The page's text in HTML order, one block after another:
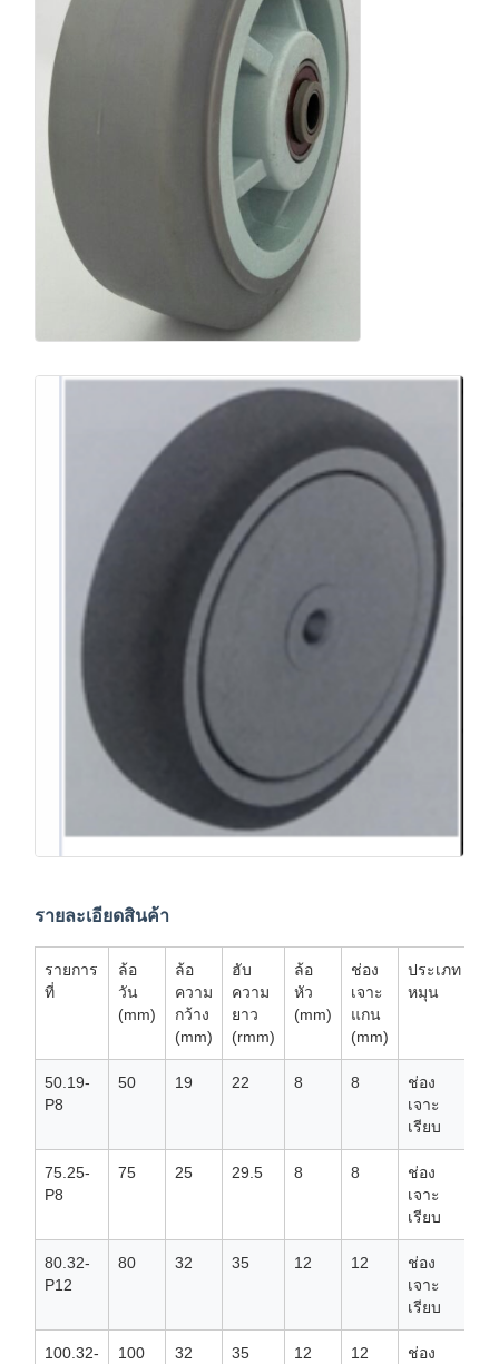
รายละเอียดสินค้า
รายการ
ที่
ล้อ
วัน
(mm)
ล้อ
ความ
กว้าง
(mm)
ฮับ
ความ
ยาว
(rmm)
ล้อ
หัว
(mm)
ช่อง
เจาะ
แกน
(mm)
ประเภท
หมุน
50.19-
P8
50 19 22 8 8
ช่อง
เจาะ
เรียบ
75.25-
P8
75 25 29.5 8 8
ช่อง
เจาะ
เรียบ
80.32-
P12
80 32 35 12 12
ช่อง
เจาะ
เรียบ
100.32-
100 32 35 12 12
ช่อง